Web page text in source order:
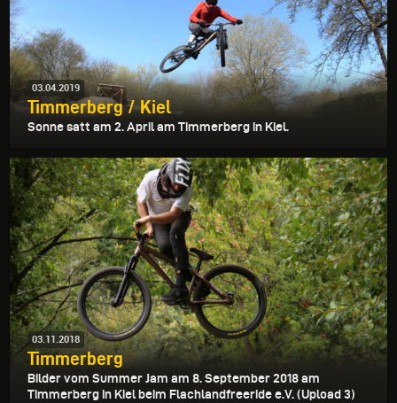
03.04.2019
Timmerberg / Kiel
Sonne satt am 2. April am Timmerberg in Kiel.
03.11.2018
Timmerberg
Bilder vom Summer Jam am 8. September 2018 am
Timmerberg in Kiel beim Flachlandfreeride e.V. (Upload 3)